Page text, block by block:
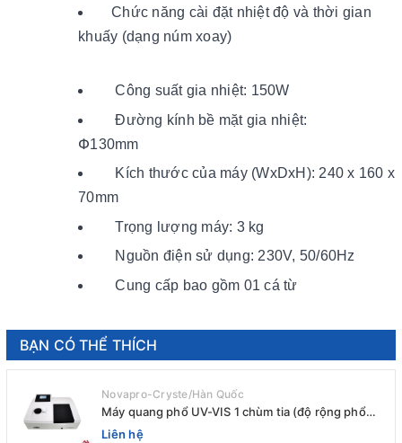
Chức năng cài đặt nhiệt độ và thời gian
khuấy (dạng núm xoay)
Công suất gia nhiệt: 150W
Đường kính bề mặt gia nhiệt:
Փ130mm
Kích thước của máy (WxDxH): 240 x 160 x
70mm
Trọng lượng máy: 3 kg
Nguồn điện sử dụng: 230V, 50/60Hz
Cung cấp bao gồm 01 cá từ
BẠN CÓ THỂ THÍCH
Novapro-Cryste/Hàn Quốc
Máy quang phổ UV-VIS 1 chùm tia (độ rộng phổ
4nm) E-1000UV / Peak
Liên hệ